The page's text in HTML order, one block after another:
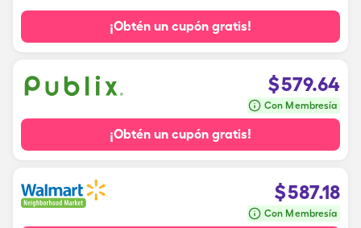
¡Obtén un cupón gratis!
$579.64
Con Membresía
¡Obtén un cupón gratis!
$587.18
Con Membresía